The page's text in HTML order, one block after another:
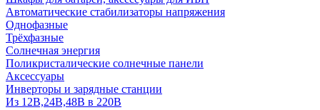
Автоматические стабилизаторы напряжения
Однофазные
Трёхфазные
Солнечная энергия
Поликристалические солнечные панели
Аксессуары
Инверторы и зарядные станции
Из 12В,24В,48В в 220В